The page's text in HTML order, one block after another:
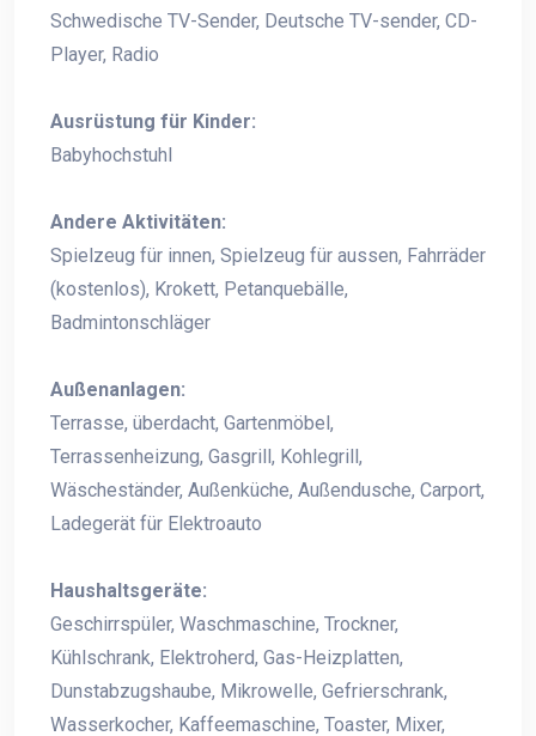
Schwedische TV-Sender, Deutsche TV-sender, CD-
Player, Radio
Ausrüstung für Kinder:
Babyhochstuhl
Andere Aktivitäten:
Spielzeug für innen, Spielzeug für aussen, Fahrräder
(kostenlos), Krokett, Petanquebälle,
Badmintonschläger
Außenanlagen:
Terrasse, überdacht, Gartenmöbel,
Terrassenheizung, Gasgrill, Kohlegrill,
Wäscheständer, Außenküche, Außendusche, Carport,
Ladegerät für Elektroauto
Haushaltsgeräte:
Geschirrspüler, Waschmaschine, Trockner,
Kühlschrank, Elektroherd, Gas-Heizplatten,
Dunstabzugshaube, Mikrowelle, Gefrierschrank,
Wasserkocher, Kaffeemaschine, Toaster, Mixer,